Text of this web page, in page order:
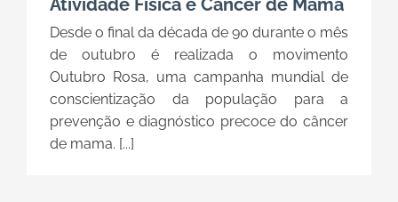
Atividade Física e Câncer de Mama
Desde o final da década de 90 durante o mês
de outubro é realizada o movimento
Outubro Rosa, uma campanha mundial de
conscientização da população para a
prevenção e diagnóstico precoce do câncer
de mama. [...]